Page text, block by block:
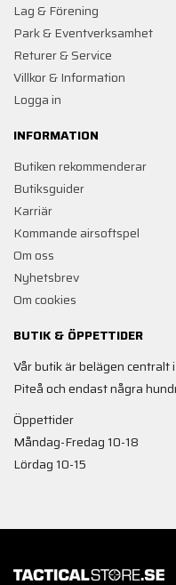
Lag & Förening
Park & Eventverksamhet
Returer & Service
Villkor & Information
Logga in
INFORMATION
Butiken rekommenderar
Butiksguider
Karriär
Kommande airsoftspel
Om oss
Nyhetsbrev
Om cookies
BUTIK & ÖPPETTIDER
Vår butik är belägen centralt
Piteå och endast några
Öppettider
Måndag-Fredag 10-18
Lördag 10-15